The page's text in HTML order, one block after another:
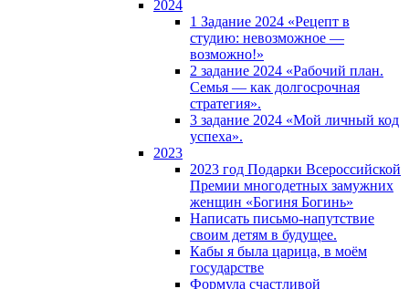
2024
1 Задание 2024 «Рецепт в
студию: невозможное —
возможно!»
2 задание 2024 «Рабочий план.
Семья — как долгосрочная
стратегия».
3 задание 2024 «Мой личный код
успеха».
2023
2023 год Подарки Всероссийской
Премии многодетных замужних
женщин «Богиня Богинь»
Написать письмо-напутствие
своим детям в будущее.
Кабы я была царица, в моëм
государстве
Формула счастливой